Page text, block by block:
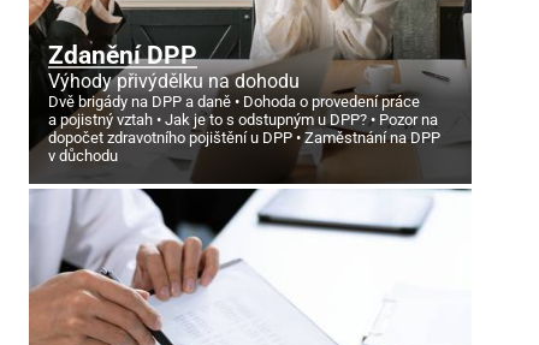
Zdanění DPP
Výhody přivýdělku na dohodu
Dvě brigády na DPP a daně
Dohoda o provedení práce
a pojistný vztah
Jak je to s odstupným u DPP?
Pozor na
dopočet zdravotního pojištění u DPP
Zaměstnání na DPP
v důchodu